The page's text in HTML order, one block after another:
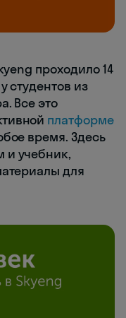
проходило 14
студентов из
Все это
платформе
время. Здесь
и учебник,
для